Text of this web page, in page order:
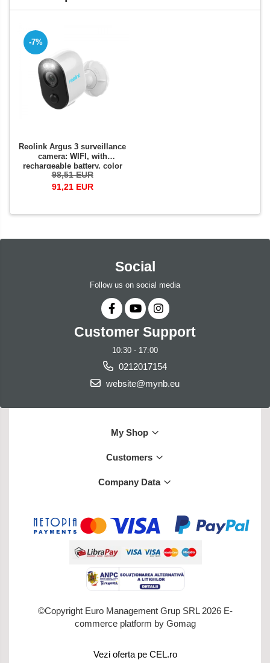
-7%
Reolink Argus 3 surveillance
camera: WIFI, with
rechargeable battery, color
night vision and LED
reflector, Full HD resolution
98,51 EUR
91,21 EUR
Social
Follow us on social media
Customer Support
10:30 - 17:00
0212017154
website@mynb.eu
My Shop
Customers
Company Data
©Copyright Euro Management Grup SRL 2026 E-
commerce platform by Gomag
Vezi oferta pe CEL.ro